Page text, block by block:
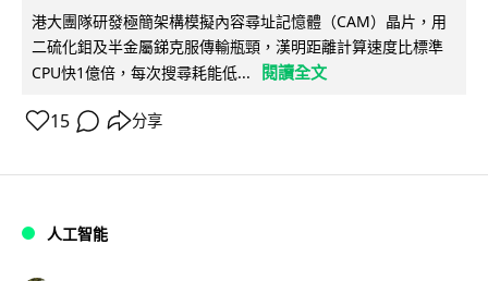
港大團隊研發極簡架構模擬內容尋址記憶體（CAM）晶片，用
二硫化鉬及半金屬銻克服傳輸瓶頸，漢明距離計算速度比標準
CPU快1億倍，每次搜尋耗能低...
閱讀全文
15 分享
人工智能